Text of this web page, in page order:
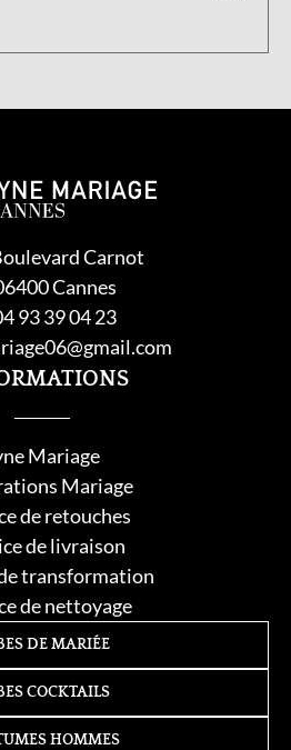
Carnot
Cannes
93 39 04 23
Mariage
Mariage
de retouches
de livraison
transformation
de nettoyage
DE MARIÉE
COCKTAILS
HOMMES